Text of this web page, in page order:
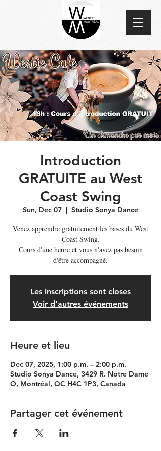
Introduction
GRATUITE au West
Coast Swing
Sun, Dec 07
  |
Studio Sonya Dance
Venez apprendre gratuitement les bases du West
Coast Swing.
Cours d'une heure et vous n'avez pas besoin
d'être accompagné.
Les inscriptions sont closes
Voir d'autres événements
Heure et lieu
Dec 07, 2025, 1:00 p.m. – 2:00 p.m.
Studio Sonya Dance, 3429 R. Notre Dame
O, Montréal, QC H4C 1P3, Canada
Partager cet événement